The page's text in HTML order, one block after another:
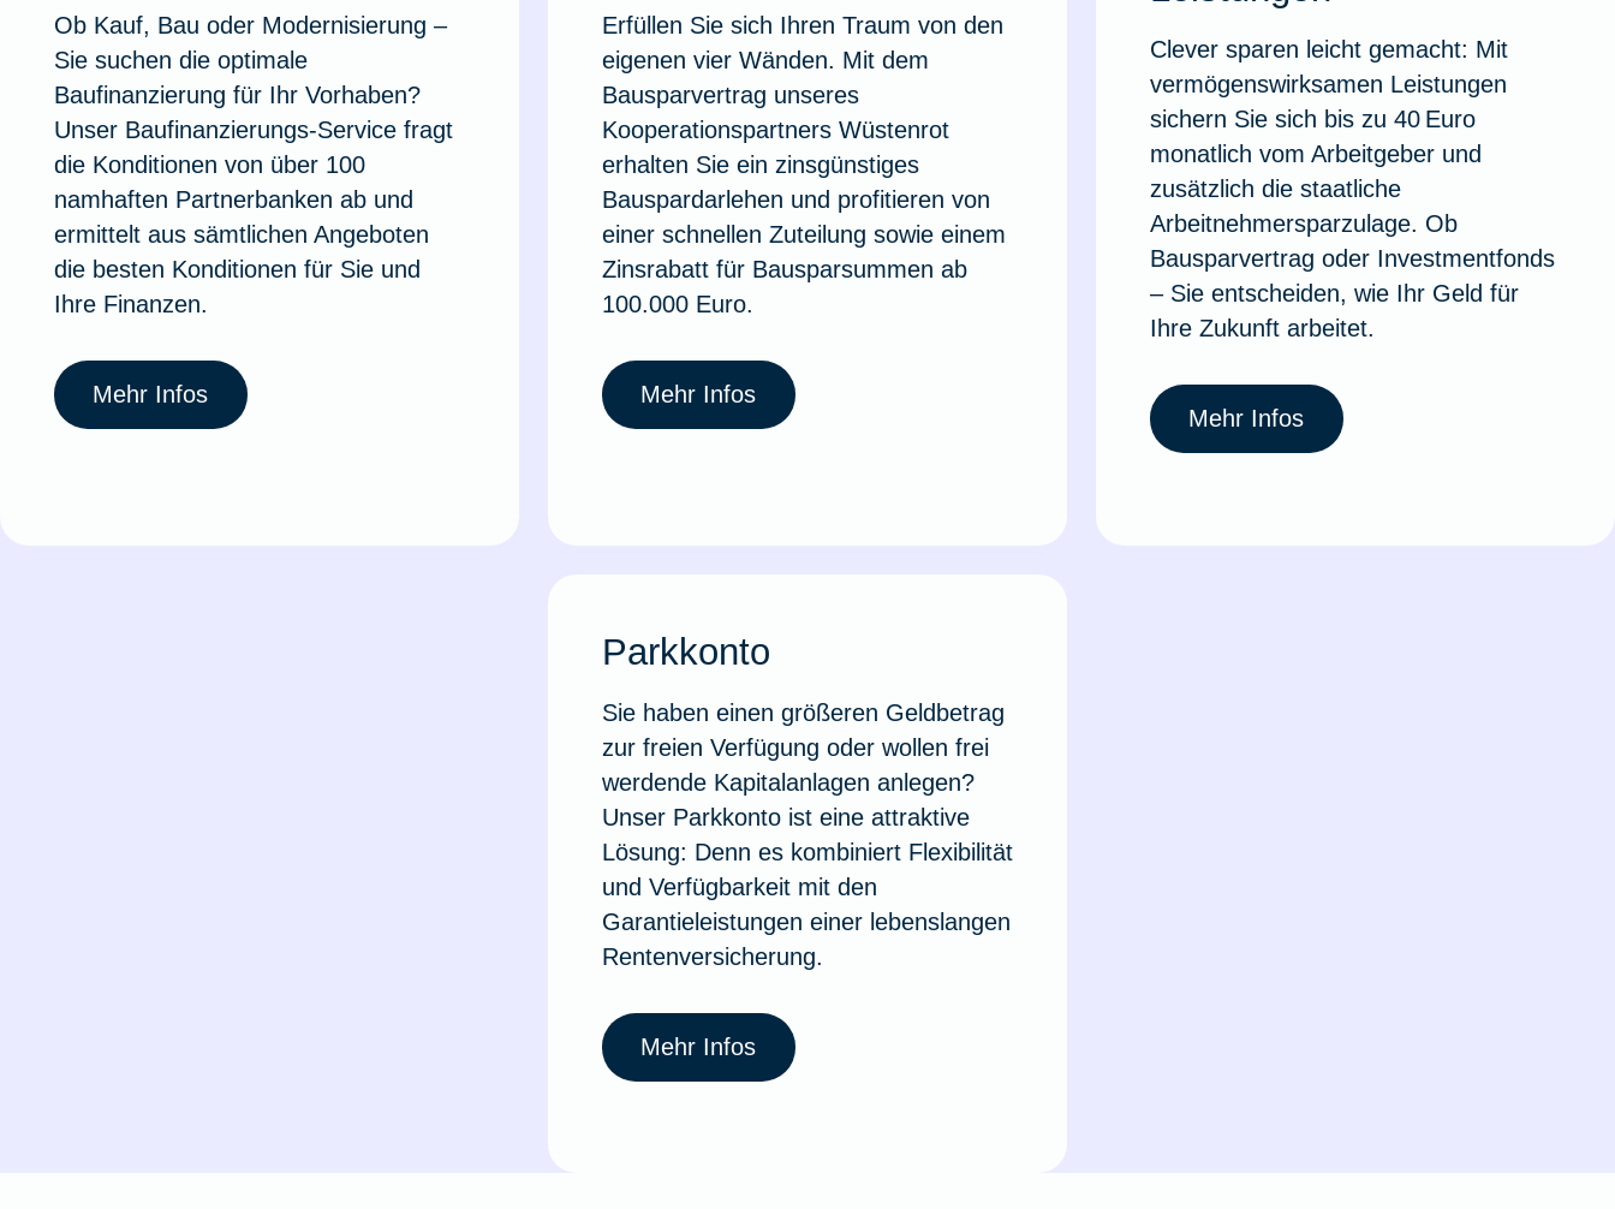
Ausstellungsversicherung
Valorenversicherung
Oldtimersammlungsversicherung
Zur Produktübersicht
Weil du wichtig bist
Ob Kauf, Bau oder Modernisierung –
Sie suchen die optimale
Baufinanzierung für Ihr Vorhaben?
Unser Baufinanzierungs-Service fragt
die Konditionen von über 100
namhaften Partnerbanken ab und
ermittelt aus sämtlichen Angeboten
die besten Konditionen für Sie und
Ihre Finanzen.
Mehr Infos
Erfüllen Sie sich Ihren Traum von den
eigenen vier Wänden. Mit dem
Bausparvertrag unseres
Kooperationspartners Wüstenrot
erhalten Sie ein zinsgünstiges
Bauspardarlehen und profitieren von
einer schnellen Zuteilung sowie einem
Zinsrabatt für Bausparsummen ab
100.000 Euro.
Mehr Infos
Clever sparen leicht gemacht: Mit
vermögenswirksamen Leistungen
sichern Sie sich bis zu 40 Euro
monatlich vom Arbeitgeber und
zusätzlich die staatliche
Arbeitnehmersparzulage. Ob
Bausparvertrag oder Investmentfonds
– Sie entscheiden, wie Ihr Geld für
Ihre Zukunft arbeitet.
Mehr Infos
Parkkonto
Sie haben einen größeren Geldbetrag
zur freien Verfügung oder wollen frei
werdende Kapitalanlagen anlegen?
Unser Parkkonto ist eine attraktive
Lösung: Denn es kombiniert Flexibilität
und Verfügbarkeit mit den
Garantieleistungen einer lebenslangen
Rentenversicherung.
Mehr Infos